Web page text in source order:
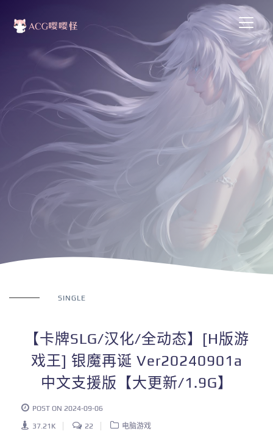
SINGLE
【卡牌SLG/汉化/全动态】[H版游
戏王] 银魔再诞 Ver20240901a
中文支援版【大更新/1.9G】
POST ON 2024-09-06
37.21K 22 电脑游戏